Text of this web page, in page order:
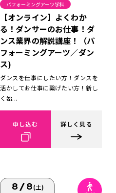
パフォーミングアーツ学科
【オンライン】よくわか
る！ダンサーのお仕事！ダ
ンス業界の解説講座！（パ
フォーミングアーツ／ダン
ス)
ダンスを仕事にしたい方！ダンスを
活かしてお仕事に繋げたい方！新し
く始...
申し込む 詳しく見る
8/8(土)